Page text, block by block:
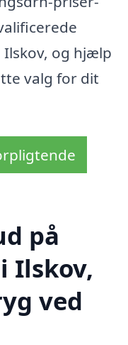
og hjælp
valg for dit
på
Ilskov,
ved